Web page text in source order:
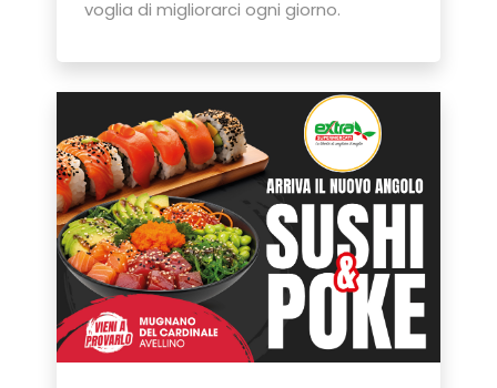
voglia di migliorarci ogni giorno.